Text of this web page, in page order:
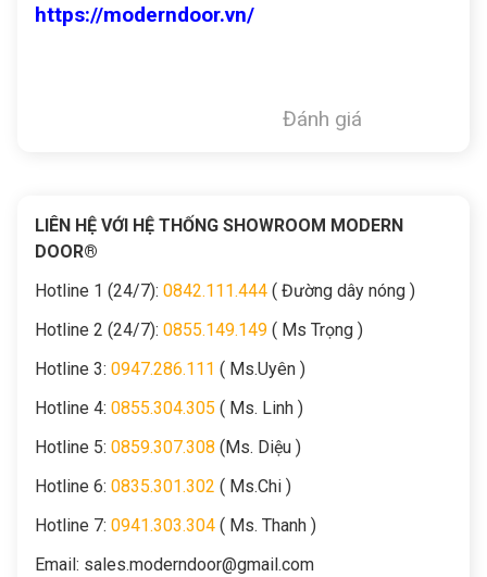
https://moderndoor.vn/
Đánh giá
LIÊN HỆ VỚI HỆ THỐNG SHOWROOM MODERN
DOOR®
Hotline 1 (24/7): 0842.111.444 ( Đường dây nóng )
Hotline 2 (24/7): 0855.149.149 ( Ms Trọng )
Hotline 3: 0947.286.111 ( Ms.Uyên )
Hotline 4: 0855.304.305 ( Ms. Linh )
Hotline 5: 0859.307.308 (Ms. Diệu )
Hotline 6: 0835.301.302 ( Ms.Chi )
Hotline 7: 0941.303.304 ( Ms. Thanh )
Email: sales.moderndoor@gmail.com